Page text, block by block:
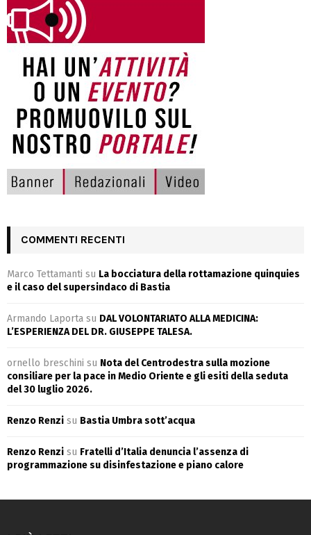
COMMENTI RECENTI
Marco Tettamanti su La bocciatura della rottamazione quinquies
e il caso del supersindaco di Bastia
Armando Laporta su DAL VOLONTARIATO ALLA MEDICINA:
L’ESPERIENZA DEL DR. GIUSEPPE TALESA.
ornello breschini su Nota del Centrodestra sulla mozione
consiliare per la pace in Medio Oriente e gli esiti della seduta
del 30 luglio 2026.
Renzo Renzi su Bastia Umbra sott’acqua
Renzo Renzi su Fratelli d’Italia denuncia l’assenza di
programmazione su disinfestazione e piano calore